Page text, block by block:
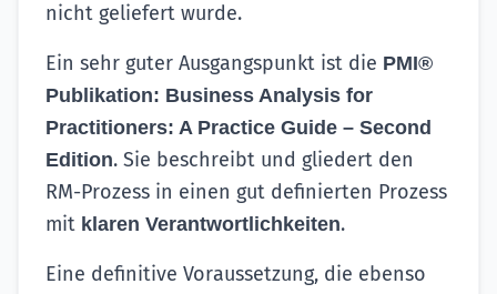
nicht geliefert wurde.
Ein sehr guter Ausgangspunkt ist die PMI®
Publikation: Business Analysis for
Practitioners: A Practice Guide – Second
Edition. Sie beschreibt und gliedert den
RM-Prozess in einen gut definierten Prozess
mit klaren Verantwortlichkeiten.
Eine definitive Voraussetzung, die ebenso